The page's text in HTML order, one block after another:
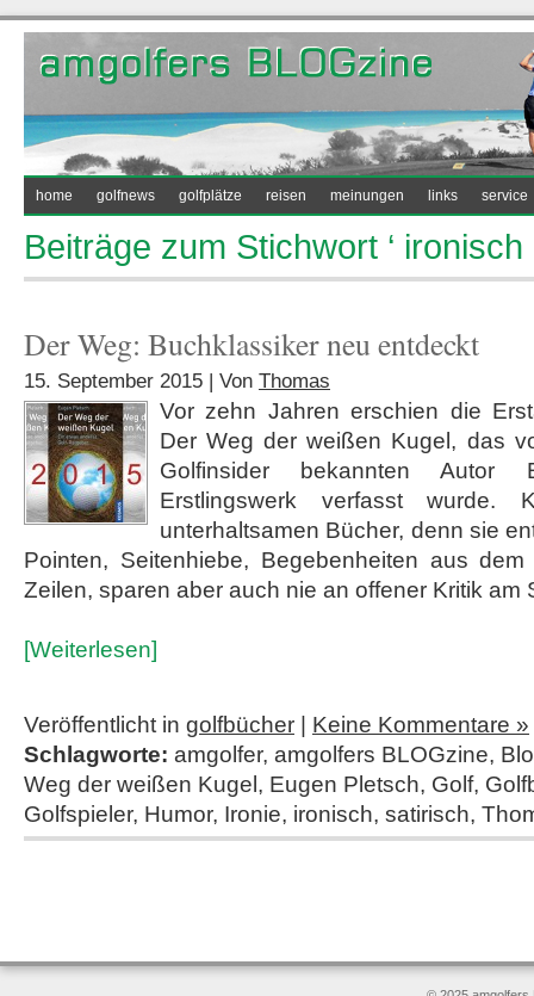
home golfnews golfplätze reisen meinungen links service
Beiträge zum Stichwort ‘ ironisch
Der Weg: Buchklassiker neu entdeckt
15. September 2015 | Von Thomas
Vor zehn Jahren erschien die
Der Weg der weißen Kugel, das
Golfinsider bekannten Autor
Erstlingswerk verfasst wurde.
unterhaltsamen Bücher, denn sie
Pointen, Seitenhiebe, Begebenheiten aus
Zeilen, sparen aber auch nie an offener Kritik
[Weiterlesen]
Veröffentlicht in golfbücher
Keine Kommentare »
Schlagworte: amgolfer, amgolfers BLOGzine,
Weg der weißen Kugel , Eugen Pletsch, Golf,
Golfspieler, Humor, Ironie, ironisch, satirisch,